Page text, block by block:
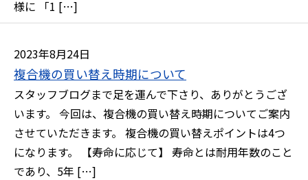
様に 「1 […]
2023年8月24日
複合機の買い替え時期について
スタッフブログまで足を運んで下さり、ありがとうござ
います。 今回は、複合機の買い替え時期についてご案内
させていただきます。 複合機の買い替えポイントは4つ
になります。 【寿命に応じて】 寿命とは耐用年数のこと
であり、5年 […]